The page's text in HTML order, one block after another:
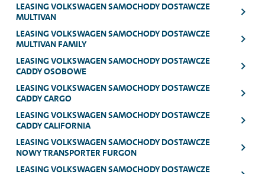
LEASING VOLKSWAGEN SAMOCHODY DOSTAWCZE
MULTIVAN
LEASING VOLKSWAGEN SAMOCHODY DOSTAWCZE
MULTIVAN FAMILY
LEASING VOLKSWAGEN SAMOCHODY DOSTAWCZE
CADDY OSOBOWE
LEASING VOLKSWAGEN SAMOCHODY DOSTAWCZE
CADDY CARGO
LEASING VOLKSWAGEN SAMOCHODY DOSTAWCZE
CADDY CALIFORNIA
LEASING VOLKSWAGEN SAMOCHODY DOSTAWCZE
NOWY TRANSPORTER FURGON
LEASING VOLKSWAGEN SAMOCHODY DOSTAWCZE